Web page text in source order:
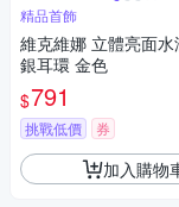
精品首飾
維克維娜 立體亮面
銀耳環 金色
$791
挑戰低價 券
加入購物